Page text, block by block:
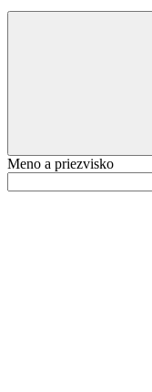
Meno a priezvisko